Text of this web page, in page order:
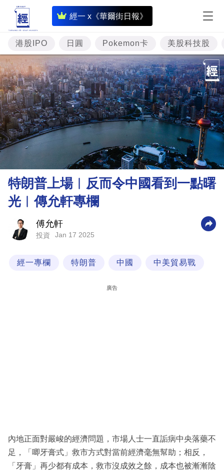
經一 x《華爾街日報》
即
時
財
經
專
題
投
資
理
財
商
科
區
港股IPO 日圓 Pokemon卡 美股科技股
特朗普上場︳反而令中國看到一點曙
光︳傳允軒專欄
傅允軒
投資 Jan 17 2025
經一專欄 特朗普 中國 中美貿易戰
廣告
內地正面對嚴峻的經濟問題，市場人士一直詬病中央落藥不
足，「唧牙膏式」救市方式對當前經濟毫無幫助；相反，
「牙膏」再少都有成本，救市沒成效之餘，成本也被漸漸陰